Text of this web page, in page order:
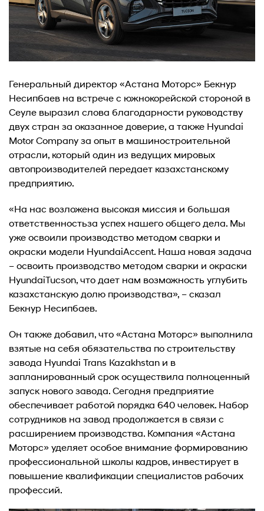
Генеральный директор «Астана Моторс» Бекнур
Несипбаев на встрече с южнокорейской стороной в
Сеуле выразил слова благодарности руководству
двух стран за оказанное доверие, а также Hyundai
Motor Company за опыт в машиностроительной
отрасли, который один из ведущих мировых
автопроизводителей передает казахстанскому
предприятию.
«На нас возложена высокая миссия и большая
ответственностьза успех нашего общего дела. Мы
уже освоили производство методом сварки и
окраски модели HyundaiAccent. Наша новая задача
– освоить производство методом сварки и окраски
HyundaiTucson, что дает нам возможность углубить
казахстанскую долю производства», – сказал
Бекнур Несипбаев.
Он также добавил, что «Астана Моторс» выполнила
взятые на себя обязательства по строительству
завода Hyundai Trans Kazakhstan и в
запланированный срок осуществила полноценный
запуск нового завода. Сегодня предприятие
обеспечивает работой порядка 640 человек. Набор
сотрудников на завод продолжается в связи с
расширением производства. Компания «Астана
Моторс» уделяет особое внимание формированию
профессиональной школы кадров, инвестирует в
повышение квалификации специалистов рабочих
профессий.